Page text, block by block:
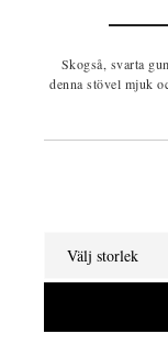
Skogså, svarta
denna stövel mjuk
Välj storlek